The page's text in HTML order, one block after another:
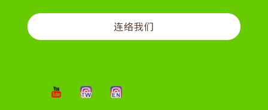
连络我们